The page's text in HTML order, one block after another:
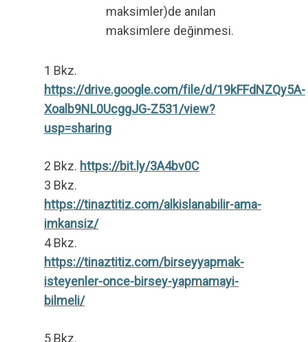
maksimler)de anılan
maksimlere değinmesi.
1 Bkz.
https://drive.google.com/file/d/19kFFdNZQy5A-
Xoalb9NL0UcggJG-Z531/view?
usp=sharing
2 Bkz. https://bit.ly/3A4bv0C
3 Bkz.
https://tinaztitiz.com/alkislanabilir-ama-
imkansiz/
4 Bkz.
https://tinaztitiz.com/birseyyapmak-
isteyenler-once-birsey-yapmamayi-
bilmeli/
5 Bkz.